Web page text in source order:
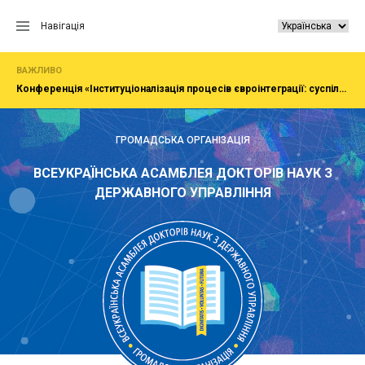
Навігація
ВАЖЛИВО
Конференція «Інституціоналізація процесів євроінтеграції: суспільство, економіка, адміністрування»
ГРОМАДСЬКА ОРГАНІЗАЦІЯ
ВСЕУКРАЇНСЬКА АСАМБЛЕЯ ДОКТОРІВ НАУК З
ДЕРЖАВНОГО УПРАВЛІННЯ